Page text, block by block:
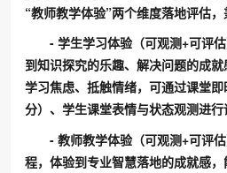
“教师教学体验”两个维度落地评估，
- 学生学习体验（可观测+可评
到知识探究的乐趣、解决问题的成
学习焦虑、抵触情绪，可通过课堂
分）、学生课堂表情与状态观测进行
- 教师教学体验（可观测+可评
程，体验到专业智慧落地的成就感